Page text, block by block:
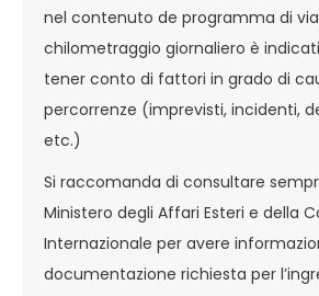
nel contenuto de programma di
chilometraggio giornaliero è
tener conto di fattori in grado di
percorrenze (imprevisti, incidenti,
etc.)
Si raccomanda di consultare
Ministero degli Affari Esteri e della
Internazionale per avere
documentazione richiesta per